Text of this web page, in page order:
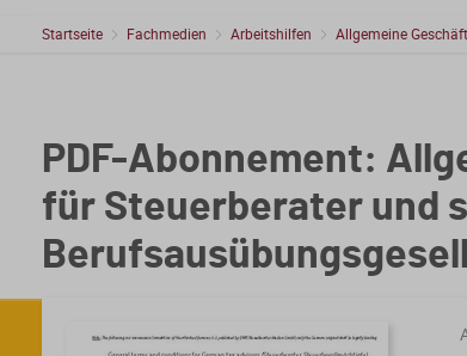
Startseite Fachmedien Arbeitshilfen Allgemeine
PDF-Abonnement:
für Steuerberater und